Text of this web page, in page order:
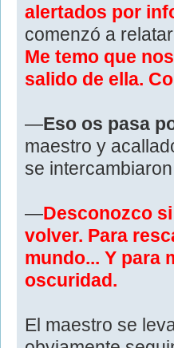
alertados por
comenzó a
Me temo que
salido de ella.
—Eso os pasa
maestro y
se
—Desconozco
volver. Para
mundo... Y para
oscuridad.
El maestro se